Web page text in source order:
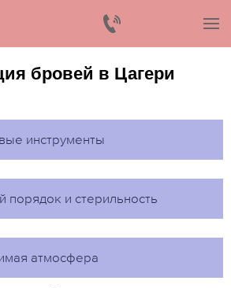
бровей в Цагери
инструменты
порядок и стерильность
атмосфера